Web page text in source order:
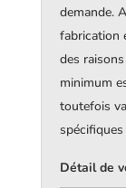
demande.
fabrication
des
minimum
toutefois
Détail de